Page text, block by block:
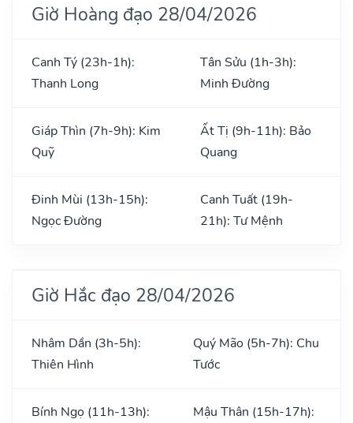
Giờ Hoàng đạo 28/04/2026
Canh Tý (23h-1h):
Thanh Long
Tân Sửu (1h-3h):
Minh Đường
Giáp Thìn (7h-9h): Kim
Quỹ
Ất Tị (9h-11h): Bảo
Quang
Đinh Mùi (13h-15h):
Ngọc Đường
Canh Tuất (19h-
21h): Tư Mệnh
Giờ Hắc đạo 28/04/2026
Nhâm Dần (3h-5h):
Thiên Hình
Quý Mão (5h-7h): Chu
Tước
Bính Ngọ (11h-13h):
Mậu Thân (15h-17h):